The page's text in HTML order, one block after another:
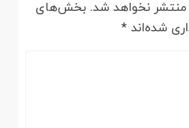
نخواهد شد. بخش‌های
شده‌اند*